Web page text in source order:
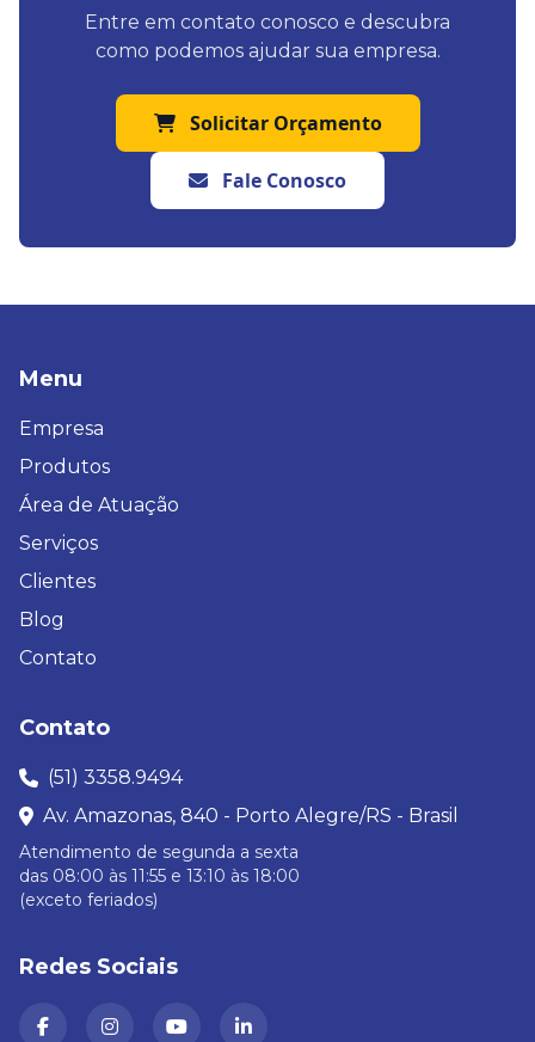
Entre em contato conosco e descubra
como podemos ajudar sua empresa.
Solicitar Orçamento
Fale Conosco
Menu
Empresa
Produtos
Área de Atuação
Serviços
Clientes
Blog
Contato
Contato
(51) 3358.9494
Av. Amazonas, 840 - Porto Alegre/RS - Brasil
Atendimento de segunda a sexta
das 08:00 às 11:55 e 13:10 às 18:00
(exceto feriados)
Redes Sociais